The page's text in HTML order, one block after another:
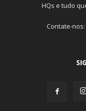
HQs e tudo
Contate-nos: